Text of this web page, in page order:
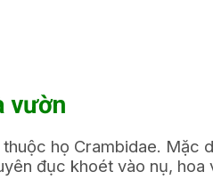
vườn
họ Crambidae. Mặc
đục khoét vào nụ, hoa